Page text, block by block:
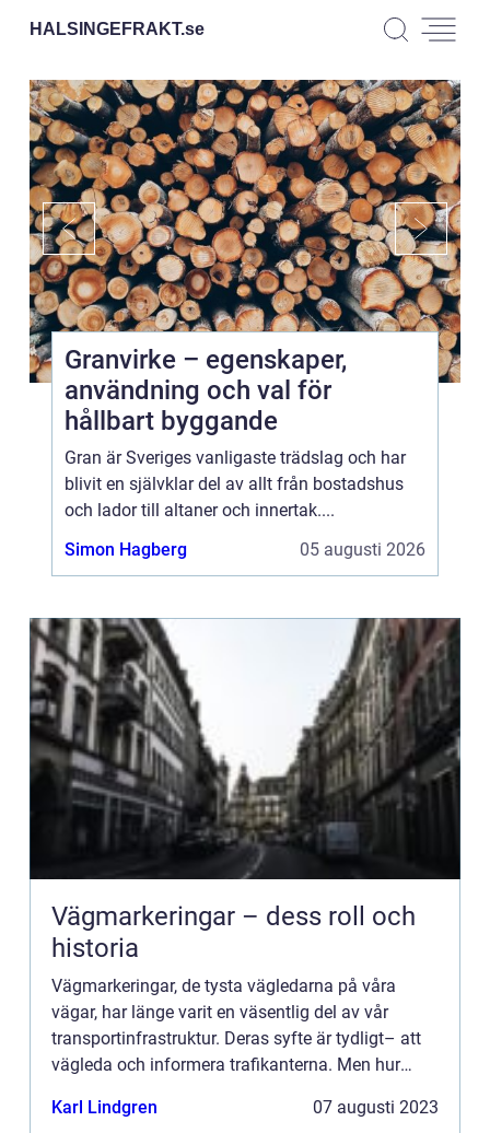
HALSINGEFRAKT.se
Granvirke – egenskaper,
användning och val för
hållbart byggande
Gran är Sveriges vanligaste trädslag och har
blivit en självklar del av allt från bostadshus
och lador till altaner och innertak....
Simon Hagberg
05 augusti 2026
Vägmarkeringar – dess roll och
historia
Vägmarkeringar, de tysta vägledarna på våra
vägar, har länge varit en väsentlig del av vår
transportinfrastruktur. Deras syfte är tydligt– att
vägleda och informera trafikanterna. Men hur
Karl Lindgren 07 augusti 2023